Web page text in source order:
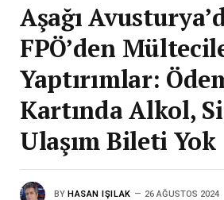
Aşağı
FPÖ’den
Yaptırımlar:
Kartında Alkol,
Ulaşım Bileti Yok
BY HASAN IŞILAK 26 AĞUSTOS 2024